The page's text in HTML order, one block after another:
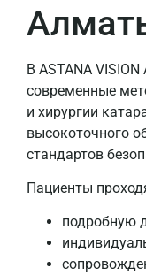
В ASTANA
современные
и хирургии
высокоточного
стандартов
Пациенты
подробную